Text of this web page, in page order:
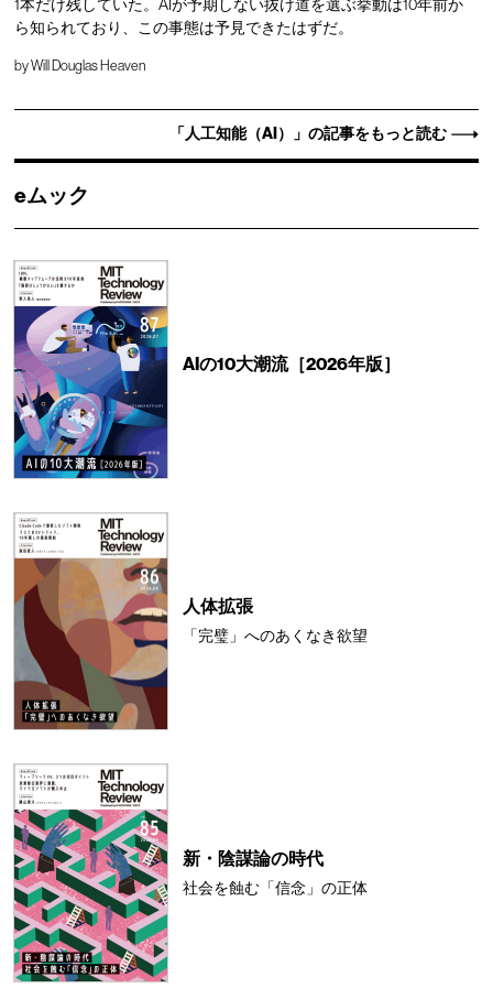
1本だけ残していた。AIが予期しない抜け道を選ぶ挙動は10年前か
ら知られており、この事態は予見できたはずだ。
byWill Douglas Heaven
「人工知能（AI）」の記事をもっと読む
eムック
AIの10大潮流［2026年版］
人体拡張
「完璧」へのあくなき欲望
新・陰謀論の時代
社会を蝕む「信念」の正体